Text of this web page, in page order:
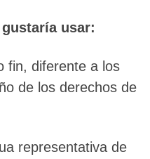
usar:
fin, diferente a los
de los derechos de
representativa de